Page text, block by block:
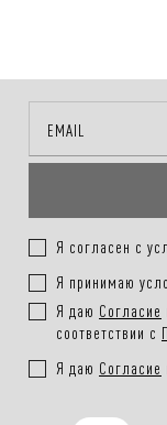
Я согласен с
Я принимаю
Я даю Согласие
соответствии с
Я даю Согласие